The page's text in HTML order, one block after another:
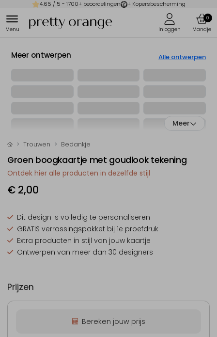
4.65 / 5 - 1700+ beoordelingen + Kopersbescherming
0
Meer ontwerpen Alle ontwerpen
Meer
Trouwen Bedankje
Groen boogkaartje met goudlook tekening
Ontdek hier alle producten in dezelfde stijl
€ 2,00
Dit design is volledig te personaliseren
GRATIS verrassingspakket bij 1e proefdruk
Extra producten in stijl van jouw kaartje
Ontwerpen van meer dan 30 designers
Prijzen
Bereken jouw prijs